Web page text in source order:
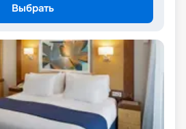
Выбрать